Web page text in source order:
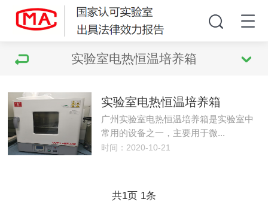
实验室电热恒温培养箱
实验室电热恒温培养箱
广州实验室电热恒温培养箱是实验室中
常用的设备之一，主要用于微...
时间：2020-10-21
共1页 1条